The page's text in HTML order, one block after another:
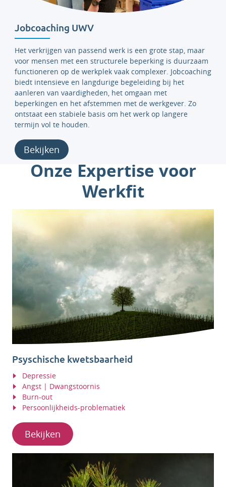
Jobcoaching UWV
Het verkrijgen van passend werk is een grote stap, maar
voor mensen met een structurele beperking is duurzaam
functioneren op de werkplek vaak complexer. Jobcoaching
biedt intensieve en langdurige begeleiding bij het
aanleren van vaardigheden, het omgaan met
beperkingen en het afstemmen met de werkgever. Zo
ontstaat een stabiele basis om het werk op langere
termijn vol te houden.
Bekijken
Onze Expertise voor
Werkfit
Psyschische kwetsbaarheid
Depressie
Angst | Dwangstoornis
Burn-out
Persoonlijkheids-problematiek
Bekijken